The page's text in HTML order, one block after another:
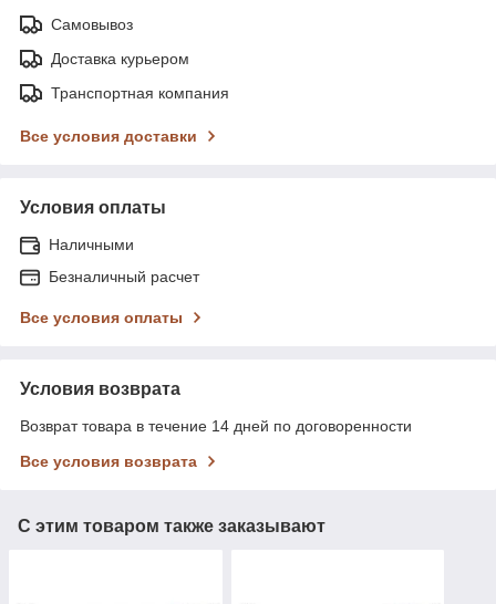
Самовывоз
Доставка курьером
Транспортная компания
Все условия доставки
Условия оплаты
Наличными
Безналичный расчет
Все условия оплаты
Условия возврата
Возврат товара в течение 14 дней по договоренности
Все условия возврата
С этим товаром также заказывают